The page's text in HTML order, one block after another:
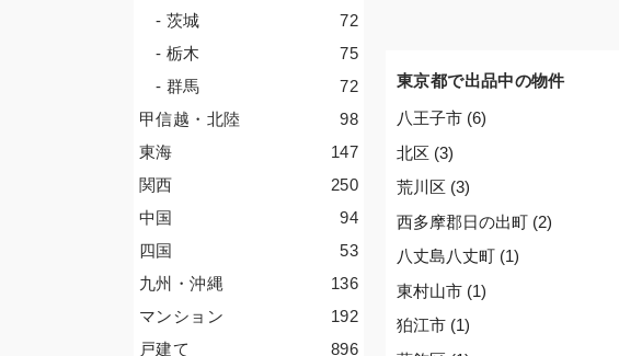
東京都で出品中の物件
八王子市 (6)
北区 (3)
荒川区 (3)
西多摩郡日の出町 (2)
八丈島八丈町 (1)
東村山市 (1)
狛江市 (1)
72
- 茨城
75
- 栃木
72
- 群馬
98
甲信越・北陸
147
東海
250
関西
94
中国
53
四国
136
九州・沖縄
192
マンション
896
戸建て